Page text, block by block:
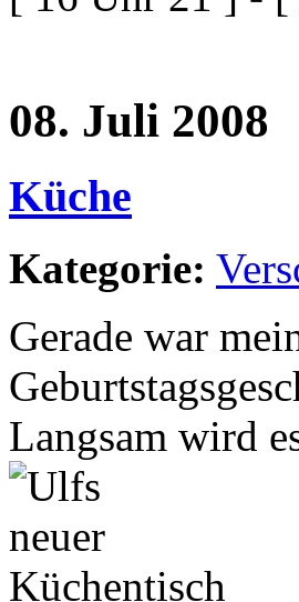
08. Juli 2008
Küche
Kategorie:
Gerade war
Langsam wird